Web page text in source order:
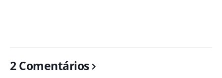
2 Comentários